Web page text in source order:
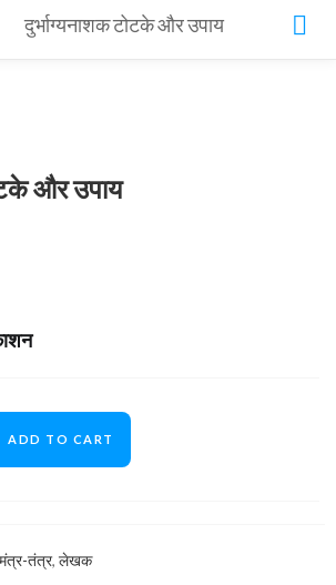
दुर्भाग्यनाशक टोटके और उपाय
और उपाय
ADD TO CART
मंत्र-तंत्र, लेखक